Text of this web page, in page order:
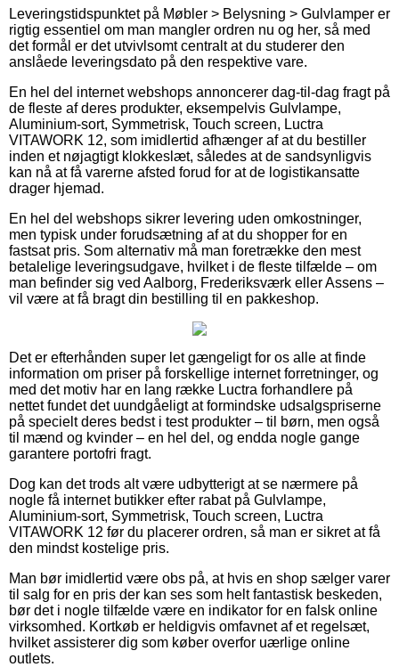
Leveringstidspunktet på Møbler > Belysning > Gulvlamper er
rigtig essentiel om man mangler ordren nu og her, så med
det formål er det utvivlsomt centralt at du studerer den
anslåede leveringsdato på den respektive vare.
En hel del internet webshops annoncerer dag-til-dag fragt på
de fleste af deres produkter, eksempelvis Gulvlampe,
Aluminium-sort, Symmetrisk, Touch screen, Luctra
VITAWORK 12, som imidlertid afhænger af at du bestiller
inden et nøjagtigt klokkeslæt, således at de sandsynligvis
kan nå at få varerne afsted forud for at de logistikansatte
drager hjemad.
En hel del webshops sikrer levering uden omkostninger,
men typisk under forudsætning af at du shopper for en
fastsat pris. Som alternativ må man foretrække den mest
betalelige leveringsudgave, hvilket i de fleste tilfælde – om
man befinder sig ved Aalborg, Frederiksværk eller Assens –
vil være at få bragt din bestilling til en pakkeshop.
Det er efterhånden super let gængeligt for os alle at finde
information om priser på forskellige internet forretninger, og
med det motiv har en lang række Luctra forhandlere på
nettet fundet det uundgåeligt at formindske udsalgspriserne
på specielt deres bedst i test produkter – til børn, men også
til mænd og kvinder – en hel del, og endda nogle gange
garantere portofri fragt.
Dog kan det trods alt være udbytterigt at se nærmere på
nogle få internet butikker efter rabat på Gulvlampe,
Aluminium-sort, Symmetrisk, Touch screen, Luctra
VITAWORK 12 før du placerer ordren, så man er sikret at få
den mindst kostelige pris.
Man bør imidlertid være obs på, at hvis en shop sælger varer
til salg for en pris der kan ses som helt fantastisk beskeden,
bør det i nogle tilfælde være en indikator for en falsk online
virksomhed. Kortkøb er heldigvis omfavnet af et regelsæt,
hvilket assisterer dig som køber overfor uærlige online
outlets.